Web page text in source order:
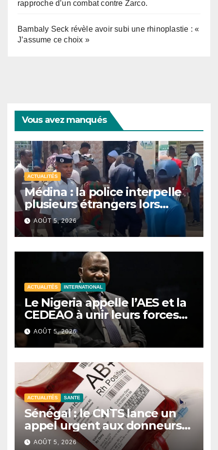
rapproche d’un combat contre Zarco.
Bambaly Seck révèle avoir subi une rhinoplastie : «
J’assume ce choix »
Vous avez manqués
ACTUALITÉS
Médina : la police interpelle
plusieurs étrangers lors
d’une opération de
sécurisation
AOÛT 5, 2026
ACTUALITÉS INTERNATIONAL
Le Nigeria appelle l’AES et la
CEDEAO à unir leurs forces
contre le terrorisme
AOÛT 5, 2026
ACTUALITÉS SANTE
Sénégal : le CNTS lance un
appel urgent aux donneurs
face à une pénurie de sang.
AOÛT 5, 2026